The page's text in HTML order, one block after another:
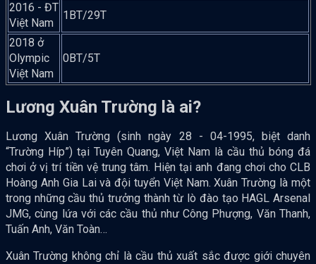
2016 - ĐT
Việt Nam
1BT/29T
2018 ở
Olympic
Việt Nam
0BT/5T
Lương Xuân Trường là ai?
Lương Xuân Trường (sinh ngày 28 - 04-1995, biệt danh
“Trường Híp”) tại Tuyên Quang, Việt Nam là cầu thủ bóng đá
chơi ở vị trí tiền vệ trung tâm. Hiện tại anh đang chơi cho CLB
Hoàng Anh Gia Lai và đội tuyển Việt Nam. Xuân Trường là một
trong những cầu thủ trưởng thành từ lò đào tạo HAGL Arsenal
JMG, cùng lứa với các cầu thủ như Công Phượng, Văn Thanh,
Tuấn Anh, Văn Toàn…
Xuân Trường không chỉ là cầu thủ xuất sắc được giới chuyên